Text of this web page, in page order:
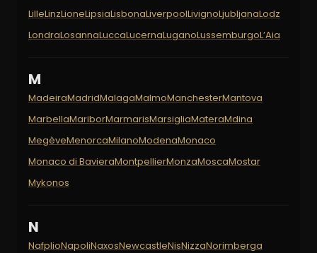
LilleLinzLioneLipsiaLisbonaLiverpoolLivignoLjubljanaLodz
LondraLosannaLuccaLucernaLuganoLussemburgoL’Aia
M
MadeiraMadridMalagaMalmoManchesterMantova
MarbellaMariborMarmarisMarsigliaMateraMdina
MegèveMenorcaMilanoModenaMonaco
Monaco di BavieraMontpellierMonzaMoscaMostar
Mykonos
N
NafplioNapoliNaxosNewcastleNisNizzaNorimberga